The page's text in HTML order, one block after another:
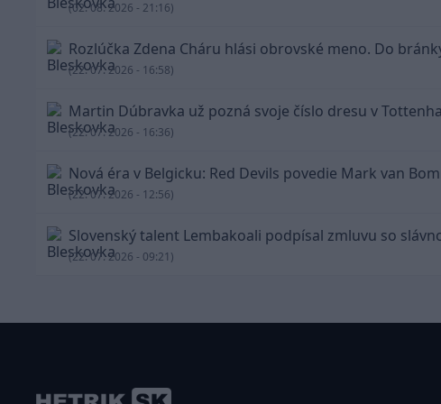
(02. 08. 2026 - 21:16)
Rozlúčka Zdena Cháru hlási obrovské meno. Do
(22. 07. 2026 - 16:58)
Martin Dúbravka už pozná svoje číslo dresu v
(22. 07. 2026 - 16:36)
Nová éra v Belgicku: Red Devils povedie Mark van
(22. 07. 2026 - 12:56)
Slovenský talent Lembakoali podpísal zmluvu so
(22. 07. 2026 - 09:21)